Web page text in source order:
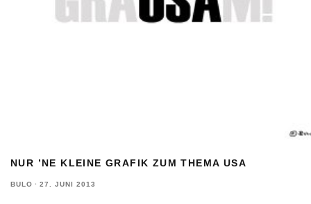
NUR ’NE KLEINE GRAFIK ZUM THEMA USA
BULO · 27. JUNI 2013